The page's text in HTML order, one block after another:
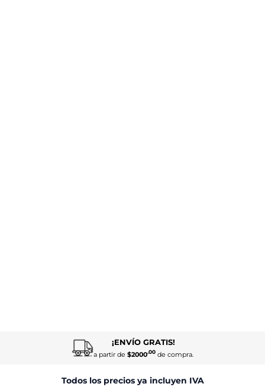
¡ENVÍO GRATIS!
a partir de $2000.00de compra.
Todos los precios ya incluyen IVA